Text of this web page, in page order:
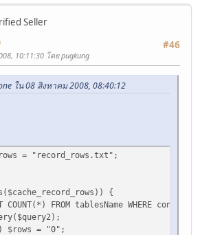
Seller
#46
10:11:30 โดย pugkung
ใน 08 สิงหาคม 2008, 08:40:12
= "record_rows.txt";
{
COUNT(*) FROM tablesName WHERE
$rows = "0";